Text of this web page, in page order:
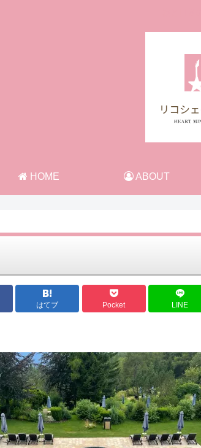
HOME ABOUT
はてブ Pocket LINE